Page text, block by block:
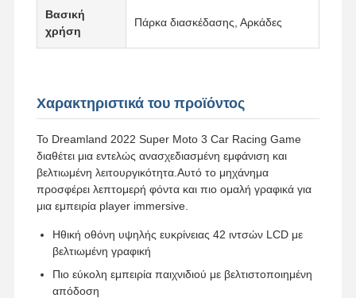
Εργοστασίων
Έλεγχος
Όλες Οι
Περιπτώσεις
Ζητήστε Ένα
Απόσπασμα
Παιδικό μηχάνημα παιχνιδιών
Μηχανή παιχνιδιού αγώνων αυτοκινήτων
Βασική
χρήση
Πάρκα διασκέδασης, Αρκάδες
Χαρακτηριστικά του προϊόντος
Το Dreamland 2022 Super Moto 3 Car Racing Game
διαθέτει μια εντελώς ανασχεδιασμένη εμφάνιση και
βελτιωμένη λειτουργικότητα.Αυτό το μηχάνημα
προσφέρει λεπτομερή φόντα και πιο ομαλή γραφικά για
μια εμπειρία player immersive.
Ηθική οθόνη υψηλής ευκρίνειας 42 ιντσών LCD με
βελτιωμένη γραφική
Πιο εύκολη εμπειρία παιχνιδιού με βελτιστοποιημένη
απόδοση